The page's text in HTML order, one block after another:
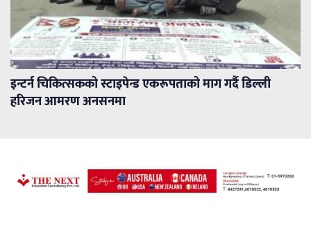
इन्टर्न चिकित्सकको स्टाइपेन्ड एकरूपताको माग गर्दै डिल्ली
हरिजन आमरण अनसनमा